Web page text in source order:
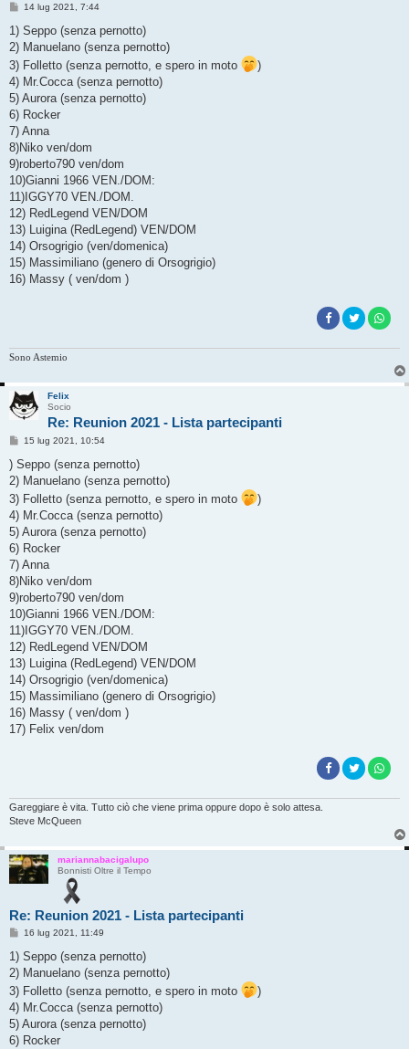
M
s
a
g
g
o
14 lug 2021, 7:44
1) Seppo (senza pernotto)
2) Manuelano (senza pernotto)
3) Folletto (senza pernotto, e spero in moto
)
4) Mr.Cocca (senza pernotto)
5) Aurora (senza pernotto)
6) Rocker
7) Anna
8)Niko ven/dom
9)roberto790 ven/dom
10)Gianni 1966 VEN./DOM:
11)IGGY70 VEN./DOM.
12) RedLegend VEN/DOM
13) Luigina (RedLegend) VEN/DOM
14) Orsogrigio (ven/domenica)
15) Massimiliano (genero di Orsogrigio)
16) Massy ( ven/dom )
Sono Astemio
Felix
Socio
Re: Reunion 2021 - Lista partecipanti
M
s
a
g
g
o
15 lug 2021, 10:54
) Seppo (senza pernotto)
2) Manuelano (senza pernotto)
3) Folletto (senza pernotto, e spero in moto
)
4) Mr.Cocca (senza pernotto)
5) Aurora (senza pernotto)
6) Rocker
7) Anna
8)Niko ven/dom
9)roberto790 ven/dom
10)Gianni 1966 VEN./DOM:
11)IGGY70 VEN./DOM.
12) RedLegend VEN/DOM
13) Luigina (RedLegend) VEN/DOM
14) Orsogrigio (ven/domenica)
15) Massimiliano (genero di Orsogrigio)
16) Massy ( ven/dom )
17) Felix ven/dom
Gareggiare è vita. Tutto ciò che viene prima oppure dopo è solo attesa.
Steve McQueen
mariannabacigalupo
Bonnisti Oltre il Tempo
Re: Reunion 2021 - Lista partecipanti
M
s
a
g
g
o
16 lug 2021, 11:49
1) Seppo (senza pernotto)
2) Manuelano (senza pernotto)
3) Folletto (senza pernotto, e spero in moto
)
4) Mr.Cocca (senza pernotto)
5) Aurora (senza pernotto)
6) Rocker